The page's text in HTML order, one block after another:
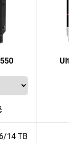
14 TB